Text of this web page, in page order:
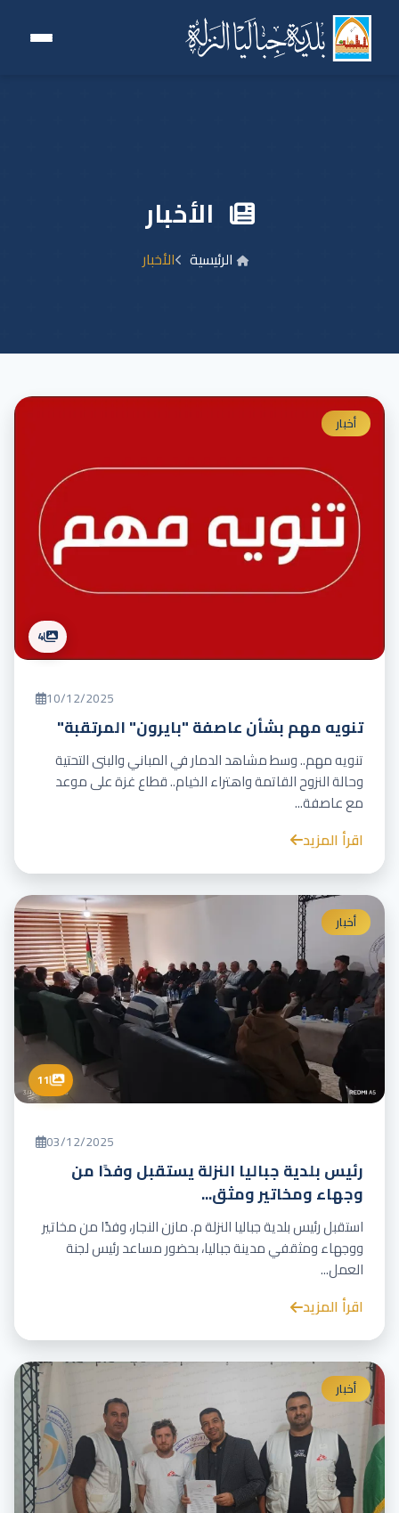
الأخبار
الرئيسية الأخبار
أخبار
4
10/12/2025
تنويه مهم بشأن عاصفة "بايرون" المرتقبة"
تنويه مهم.. وسط مشاهد الدمار في المباني والبنى التحتية
وحالة النزوح القاتمة واهتراء الخيام.. قطاع غزة على موعد
مع عاصفة...
اقرأ المزيد
أخبار
11
03/12/2025
رئيس بلدية جباليا النزلة يستقبل وفدًا من
وجهاء ومخاتير ومثق...
استقبل رئيس بلدية جباليا النزلة م. مازن النجار، وفدًا من مخاتير
ووجهاء ومثقفي مدينة جباليا، بحضور مساعد رئيس لجنة
العمل...
اقرأ المزيد
أخبار